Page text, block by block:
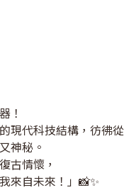
！
現代科技結構，彷彿從
神秘。
古情懷，
來自未來！」📸✨